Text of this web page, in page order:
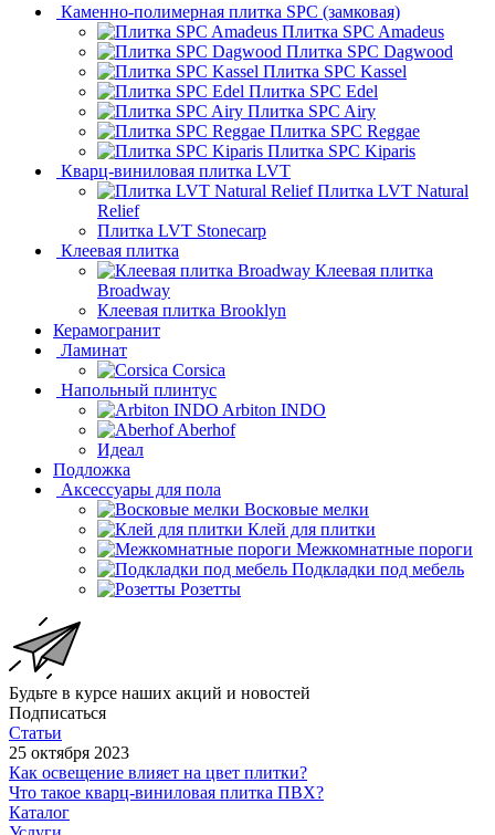
Каменно-полимерная плитка SPC (замковая)
Плитка SPC Amadeus
Плитка SPC Dagwood
Плитка SPC Kassel
Плитка SPC Edel
Плитка SPC Airy
Плитка SPC Reggae
Плитка SPC Kiparis
Кварц-виниловая плитка LVT
Плитка LVT Natural
Relief
Плитка LVT Stonecarp
Клеевая плитка
Клеевая плитка
Broadway
Клеевая плитка Brooklyn
Керамогранит
Ламинат
Corsica
Напольный плинтус
Arbiton INDO
Aberhof
Идеал
Подложка
Аксессуары для пола
Восковые мелки
Клей для плитки
Межкомнатные пороги
Подкладки под мебель
Розетты
Будьте в курсе наших акций и новостей
Подписаться
Статьи
25 октября 2023
Как освещение влияет на цвет плитки?
Что такое кварц-виниловая плитка ПВХ?
Каталог